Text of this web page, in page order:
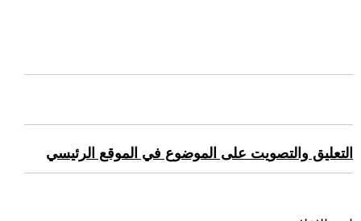
التعليق والتصويت على الموضوع في الموقع الرئيسي